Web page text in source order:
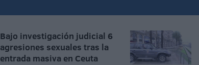
Bajo investigación judicial 6
agresiones sexuales tras la
entrada masiva en Ceuta